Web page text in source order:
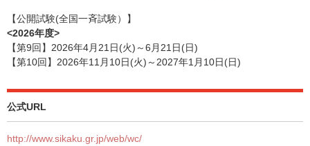
【公開試験(全国一斉試験）】
<2026年度>
【第9回】2026年4月21日(火)～6月21日(日)
【第10回】2026年11月10日(火)～2027年1月10日(日)
公式URL
http://www.sikaku.gr.jp/web/wc/